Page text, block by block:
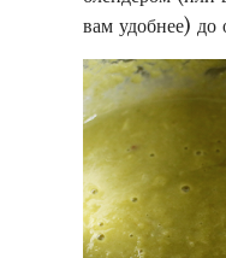
вам удобнее) до